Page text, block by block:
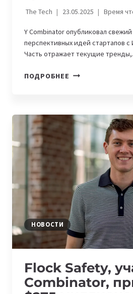
The Tech 23.05.2025 Время
Y Combinator опубликовал
перспективных идей стартапов с
Часть отражает текущие
ПОДРОБНЕЕ КАКОЙ
2025:
ТРЕНДОВ
ОТ
COMBINATOR
НОВОСТИ
Flock Safety,
Combinator,